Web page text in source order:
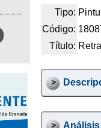
Tipo:
Código:
Título: